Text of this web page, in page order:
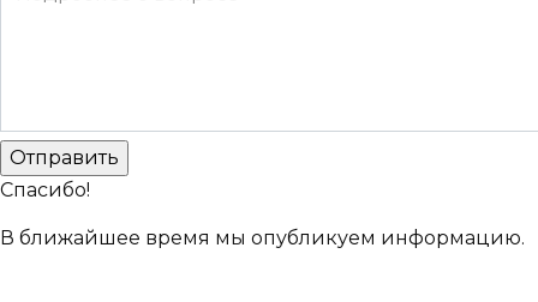
Спасибо!
В ближайшее время мы опубликуем информацию.